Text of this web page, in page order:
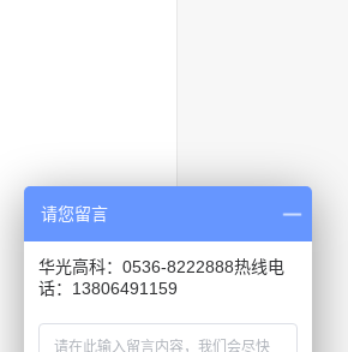
请您留言
华光高科：0536-8222888热线电
话：13806491159